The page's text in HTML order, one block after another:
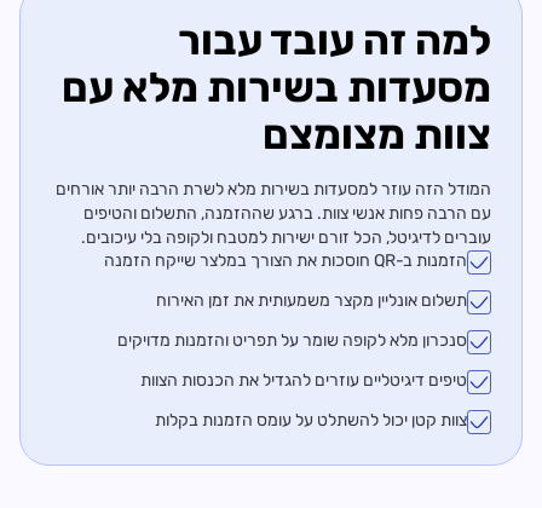
למה זה עובד עבור
מסעדות בשירות מלא עם
צוות מצומצם
המודל הזה עוזר למסעדות בשירות מלא לשרת הרבה יותר אורחים
עם הרבה פחות אנשי צוות. ברגע שההזמנה, התשלום והטיפים
עוברים לדיגיטל, הכל זורם ישירות למטבח ולקופה בלי עיכובים.
הזמנות ב-QR חוסכות את הצורך במלצר שייקח הזמנה
תשלום אונליין מקצר משמעותית את זמן האירוח
סנכרון מלא לקופה שומר על תפריט והזמנות מדויקים
טיפים דיגיטליים עוזרים להגדיל את הכנסות הצוות
צוות קטן יכול להשתלט על עומס הזמנות בקלות